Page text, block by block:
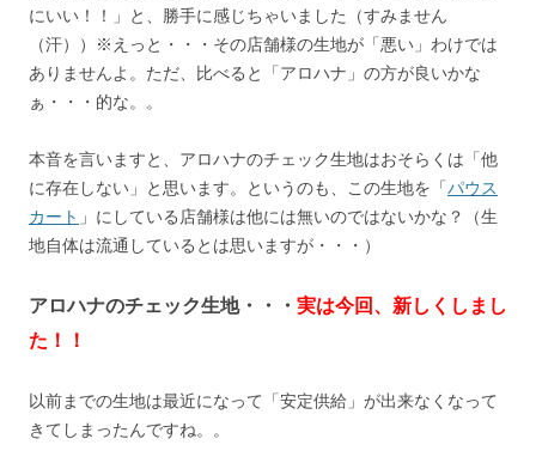
にいい！！」と、勝手に感じちゃいました（すみません
（汗））※えっと・・・その店舗様の生地が「悪い」わけでは
ありませんよ。ただ、比べると「アロハナ」の方が良いかな
ぁ・・・的な。。
本音を言いますと、アロハナのチェック生地はおそらくは「他
に存在しない」と思います。というのも、この生地を「パウス
カート 」にしている店舗様は他には無いのではないかな？（生
地自体は流通しているとは思いますが・・・）
アロハナのチェック生地・・・ 実は今回、新しくしまし
た！！
以前までの生地は最近になって「安定供給」が出来なくなって
きてしまったんですね。。